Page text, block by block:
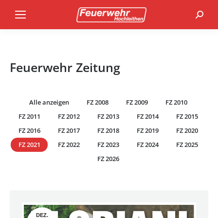
Feuerwehr Zeitung
Alle anzeigen FZ 2008 FZ 2009
FZ 2010
FZ 2011
FZ 2012 FZ 2013 FZ 2014
FZ 2015
FZ 2016
FZ 2017 FZ 2018 FZ 2019
FZ 2020
FZ 2021
FZ 2022 FZ 2023 FZ 2024
FZ 2025
FZ 2026
DEZ.